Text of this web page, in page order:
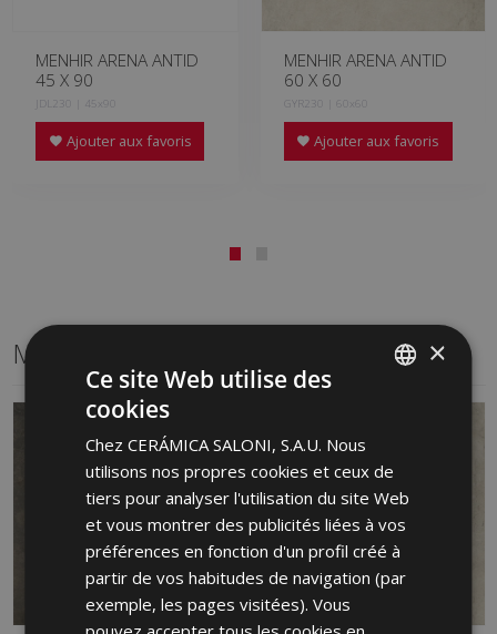
MENHIR ARENA ANTID
45 X 90
JDL230 | 45x90
Ajouter aux favoris
MENHIR ARENA ANTID
60 X 60
GYR230 | 60x60
Ajouter aux favoris
Même format
ENGLISH
GERMAN
PORTUGUESE
×
Ce site Web utilise des
cookies
Chez CERÁMICA SALONI, S.A.U. Nous
utilisons nos propres cookies et ceux de
tiers pour analyser l'utilisation du site Web
et vous montrer des publicités liées à vos
préférences en fonction d'un profil créé à
partir de vos habitudes de navigation (par
exemple, les pages visitées). Vous